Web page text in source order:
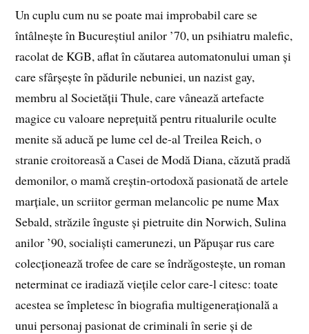
Un cuplu cum nu se poate mai improbabil care se
întâlnește în Bucureștiul anilor ’70, un psihiatru malefic,
racolat de KGB, aflat în căutarea automatonului uman și
care sfârșește în pădurile nebuniei, un nazist gay,
membru al Societății Thule, care vânează artefacte
magice cu valoare neprețuită pentru ritualurile oculte
menite să aducă pe lume cel de-al Treilea Reich, o
stranie croitoreasă a Casei de Modă Diana, căzută pradă
demonilor, o mamă creștin-ortodoxă pasionată de artele
marțiale, un scriitor german melancolic pe nume Max
Sebald, străzile înguste și pietruite din Norwich, Sulina
anilor ’90, socialiști camerunezi, un Păpușar rus care
colecționează trofee de care se îndrăgostește, un roman
neterminat ce iradiază viețile celor care-l citesc: toate
acestea se împletesc în biografia multigenerațională a
unui personaj pasionat de criminali în serie și de